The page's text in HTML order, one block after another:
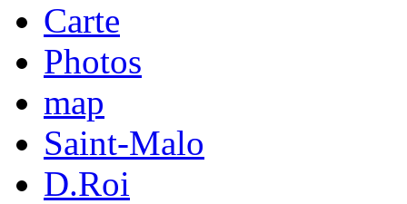
Carte
Photos
map
Saint-Malo
D.Roi